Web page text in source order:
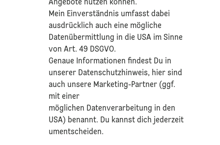
Angebote nutzen können.
Mein Einverständnis umfasst dabei
ausdrücklich auch eine mögliche
Datenübermittlung in die USA im Sinne
von Art. 49 DSGVO.​
​Genaue Informationen findest Du in
unserer Datenschutzhinweis, hier sind
auch unsere Marketing-Partner (ggf.
mit einer
möglichen Datenverarbeitung in den
USA) benannt. Du kannst dich jederzeit
umentscheiden.